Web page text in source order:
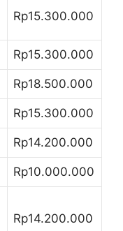
Rp15.300.000
Rp15.300.000
Rp18.500.000
Rp15.300.000
Rp14.200.000
Rp10.000.000
Rp14.200.000